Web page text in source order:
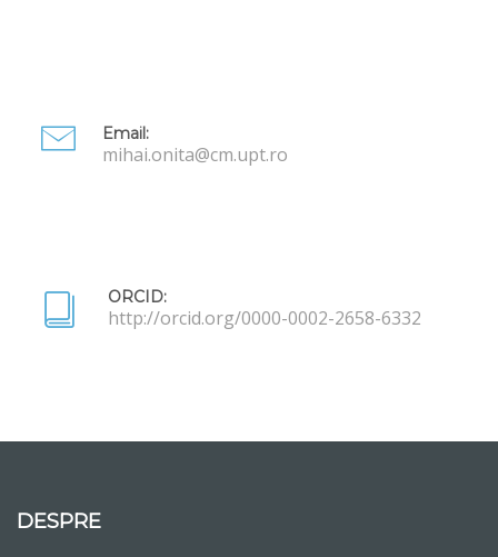
Email:
mihai.onita@cm.upt.ro
ORCID:
http://orcid.org/0000-0002-2658-6332
DESPRE